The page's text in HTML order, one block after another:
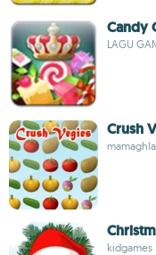
Candy
LAGU
Crush
mamaghla
kidgames